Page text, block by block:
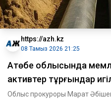
https://azh.kz
08 Тамыз 2026 21:25
​Ақтөбе облысында
активтер тұрғындар
Облыс прокуроры Марат